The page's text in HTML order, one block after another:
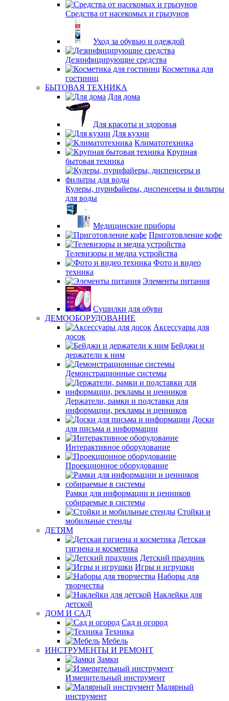
Средства от насекомых и грызунов
Уход за обувью и одеждой
Дезинфицирующие средства
Косметика для
гостиниц
БЫТОВАЯ ТЕХНИКА
Для дома
Для красоты и здоровья
Для кухни
Климатотехника
Крупная
бытовая техника
Кулеры, пурифайеры, диспенсеры и фильтры
для воды
Медицинские приборы
Приготовление кофе
Телевизоры и медиа устройства
Фото и видео
техника
Элементы питания
Сушилки для обуви
ДЕМООБОРУДОВАНИЕ
Аксессуары для
досок
Бейджи и
держатели к ним
Демонстрационные системы
Держатели, рамки и подставки для
информации, рекламы и ценников
Доски
для письма и информации
Интерактивное оборудование
Проекционное оборудование
Рамки для информации и ценников
собираемые в системы
Стойки и
мобильные стенды
ДЕТЯМ
Детская
гигиена и косметика
Детский праздник
Игры и игрушки
Наборы для
творчества
Наклейки для
детской
ДОМ И САД
Сад и огород
Техника
Мебель
ИНСТРУМЕНТЫ И РЕМОНТ
Замки
Измерительный инструмент
Малярный
инструмент